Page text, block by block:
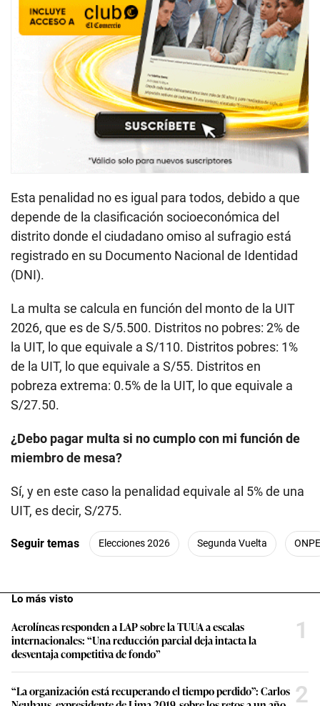
Esta penalidad no es igual para todos, debido a que
depende de la clasificación socioeconómica del
distrito donde el ciudadano omiso al sufragio está
registrado en su Documento Nacional de Identidad
(DNI).
La multa se calcula en función del monto de la UIT
2026, que es de S/5.500. Distritos no pobres: 2% de
la UIT, lo que equivale a S/110. Distritos pobres: 1%
de la UIT, lo que equivale a S/55. Distritos en
pobreza extrema: 0.5% de la UIT, lo que equivale a
S/27.50.
¿Debo pagar multa si no cumplo con mi función de
miembro de mesa?
Sí, y en este caso la penalidad equivale al 5% de una
UIT, es decir, S/275.
Seguir temas Elecciones 2026 Segunda Vuelta ONPE
Lo más visto
Aerolíneas responden a LAP sobre la TUUA a escalas
internacionales: “Una reducción parcial deja intacta la
desventaja competitiva de fondo”
1
“La organización está recuperando el tiempo perdido”: Carlos 2